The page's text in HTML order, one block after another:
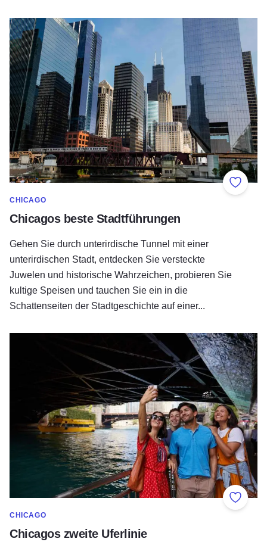
Zu
CHICAGO
Chicagos beste Stadtführungen
Gehen Sie durch unterirdische Tunnel mit einer
unterirdischen Stadt, entdecken Sie versteckte
Juwelen und historische Wahrzeichen, probieren Sie
kultige Speisen und tauchen Sie ein in die
Schattenseiten der Stadtgeschichte auf einer...
Chicagos beste Stadtführungen
Zu
CHICAGO
Chicagos zweite Uferlinie